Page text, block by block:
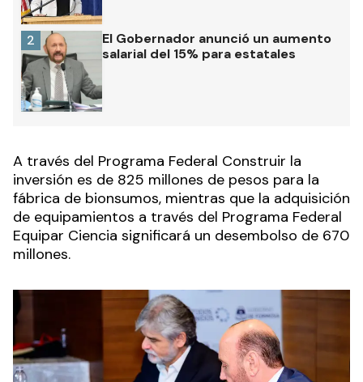
El Gobernador anunció un aumento
salarial del 15% para estatales
2
A través del Programa Federal Construir la
inversión es de 825 millones de pesos para la
fábrica de bionsumos, mientras que la adquisición
de equipamientos a través del Programa Federal
Equipar Ciencia significará un desembolso de 670
millones.